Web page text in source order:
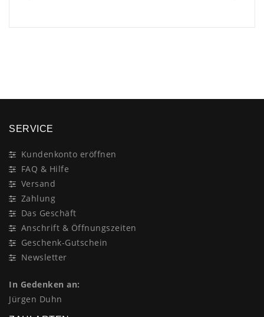
SERVICE
Kundenkonto eröffnen
FAQ & Hilfe
Versand
Zahlung
Das Geschäft
Anschrift & Öffnungszeiten
Geschenk-Gutschein
Newsletter
In Gedenken an:
Jürgen Duhn